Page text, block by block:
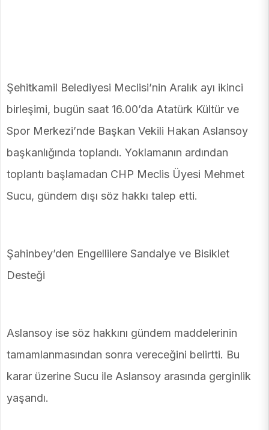
Şehitkamil Belediyesi Meclisi’nin Aralık ayı ikinci
birleşimi, bugün saat 16.00’da Atatürk Kültür ve
Spor Merkezi’nde Başkan Vekili Hakan Aslansoy
başkanlığında toplandı. Yoklamanın ardından
toplantı başlamadan CHP Meclis Üyesi Mehmet
Sucu, gündem dışı söz hakkı talep etti.
Şahinbey’den Engellilere Sandalye ve Bisiklet
Desteği
Aslansoy ise söz hakkını gündem maddelerinin
tamamlanmasından sonra vereceğini belirtti. Bu
karar üzerine Sucu ile Aslansoy arasında gerginlik
yaşandı.